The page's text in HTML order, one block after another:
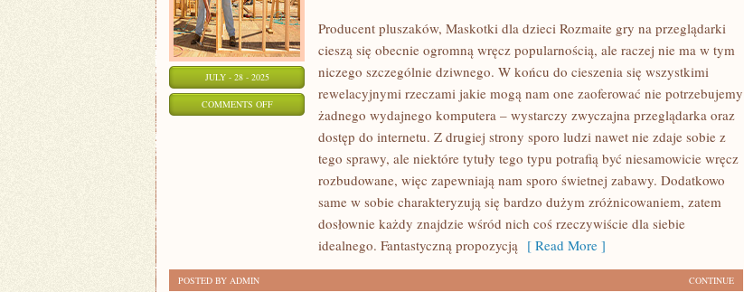
JULY - 28 - 2025
COMMENTS OFFON
Producent pluszaków, Maskotki dla dzieci Rozmaite gry na przeglądarki
cieszą się obecnie ogromną wręcz popularnością, ale raczej nie ma w tym
niczego szczególnie dziwnego. W końcu do cieszenia się wszystkimi
rewelacyjnymi rzeczami jakie mogą nam one zaoferować nie potrzebujemy
żadnego wydajnego komputera – wystarczy zwyczajna przeglądarka oraz
dostęp do internetu. Z drugiej strony sporo ludzi nawet nie zdaje sobie z
tego sprawy, ale niektóre tytuły tego typu potrafią być niesamowicie wręcz
rozbudowane, więc zapewniają nam sporo świetnej zabawy. Dodatkowo
same w sobie charakteryzują się bardzo dużym zróżnicowaniem, zatem
dosłownie każdy znajdzie wśród nich coś rzeczywiście dla siebie
idealnego. Fantastyczną propozycją [ Read More ]
CONTINUE
POSTED BY ADMIN